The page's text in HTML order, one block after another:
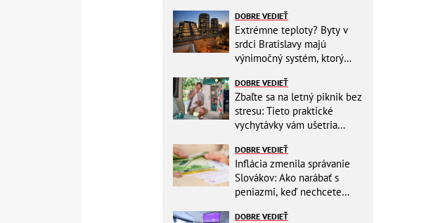
DOBRE VEDIEŤ
Extrémne teploty? Byty v
srdci Bratislavy majú
výnimočný systém, ktorý
DOBRE VEDIEŤ
Zbaľte sa na letný piknik bez
stresu: Tieto praktické
vychytávky vám ušetria
DOBRE VEDIEŤ
Inflácia zmenila správanie
Slovákov: Ako narábať s
peniazmi, keď nechcete
DOBRE VEDIEŤ